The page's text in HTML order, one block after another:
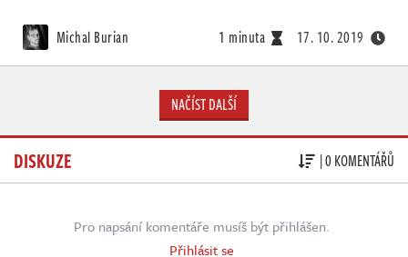
Michal Burian 1 minuta 17. 10. 2019
NAČÍST DALŠÍ
DISKUZE | 0 KOMENTÁŘŮ
Pro napsání komentáře musíš být přihlášen.
Přihlásit se